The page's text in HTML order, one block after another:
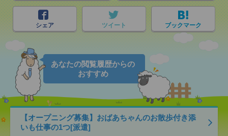
シェア ツイート ブックマーク
あなたの閲覧履歴からの
おすすめ
【オープニング募集】おばあちゃんのお散歩付き添
いも仕事の1つ[派遣]